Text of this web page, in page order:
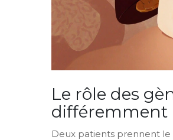
Le rôle des
différemment
Deux patients prennent le